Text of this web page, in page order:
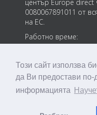
Този сайт използва
да Ви предостави по-
информацията
център Europe direct
0080067891011 от
на ЕС.
Работно време:
понеделник-петък
eudirectvratsabg